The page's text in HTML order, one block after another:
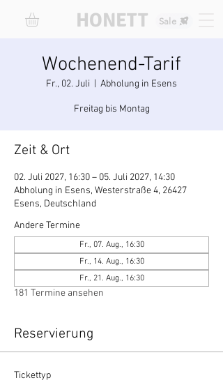
Sale
HONETT
Wochenend-Tarif
Fr., 02. Juli Abholung in Esens
Freitag bis Montag
Zeit & Ort
02. Juli 2027, 16:30 – 05. Juli 2027, 14:30
Abholung in Esens, Westerstraße 4, 26427
Esens, Deutschland
Andere Termine
Fr., 07. Aug., 16:30
Fr., 14. Aug., 16:30
Fr., 21. Aug., 16:30
181 Termine ansehen
Reservierung
Tickettyp